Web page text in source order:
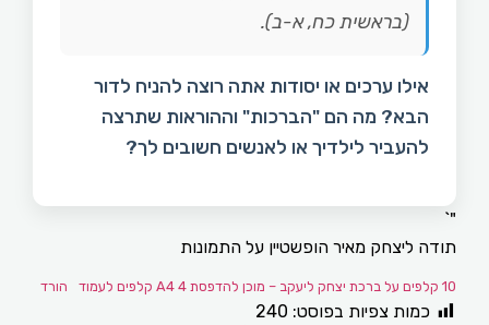
(בראשית כח, א-ב).
אילו ערכים או יסודות אתה רוצה להניח לדור
הבא? מה הם "הברכות" וההוראות שתרצה
להעביר לילדיך או לאנשים חשובים לך?
ליצחק מאיר הופשטיין על התמונות
הורד
כמות צפיות בפוסט: 240